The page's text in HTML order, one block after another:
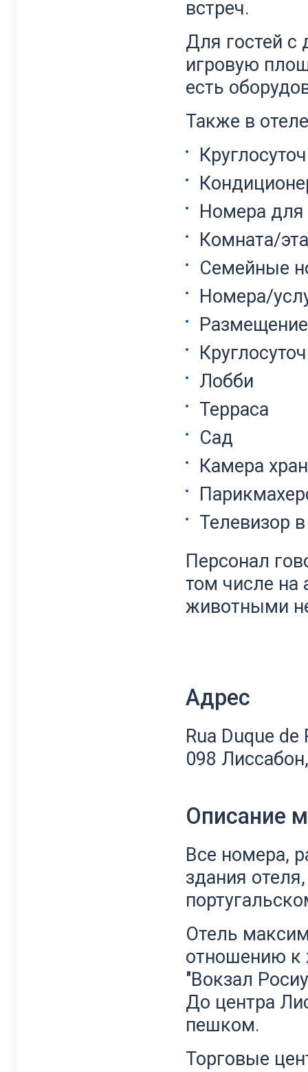
встреч.
Для гостей с
игровую
есть
Также в
Номера
Комната/
Семейные
Номера/
Лобби
Терраса
Сад
Камера
Телевизор
Персонал
том числе на
животными
Адрес
Rua Duque
098
Описание
Все номера,
здания
Отель
отношению к
"Вокзал
До центра
пешком.
Торговые